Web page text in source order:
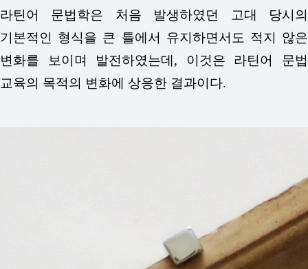
라틴어 문법학은 처음 발생하였던 고대 당시의
기본적인 형식을 큰 틀에서 유지하면서도 적지 않은
변화를 보이며 발전하였는데, 이것은 라틴어 문법
교육의 목적의 변화에 상응한 결과이다.